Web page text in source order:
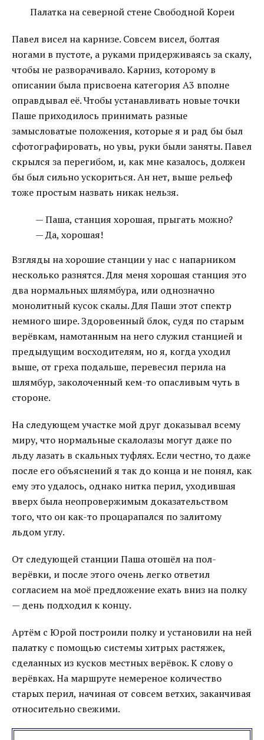
Палатка на северной стене Свободной Кореи
Павел висел на карнизе. Совсем висел, болтая
ногами в пустоте, а руками придерживаясь за скалу,
чтобы не разворачивало. Карниз, которому в
описании была присвоена категория А3 вполне
оправдывал её. Чтобы устанавливать новые точки
Паше приходилось принимать разные
замысловатые положения, которые я и рад бы был
сфотографировать, но увы, руки были заняты. Павел
скрылся за перегибом, и, как мне казалось, должен
бы был сильно ускориться. Ан нет, выше рельеф
тоже простым назвать никак нельзя.
— Паша, станция хорошая, прыгать можно?
— Да, хорошая!
Взгляды на хорошие станции у нас с напарником
несколько разнятся. Для меня хорошая станция это
два нормальных шлямбура, или однозначно
монолитный кусок скалы. Для Паши этот спектр
немного шире. Здоровенный блок, судя по старым
верёвкам, намотанным на него служил станцией и
предыдущим восходителям, но я, когда уходил
выше, от греха подальше, перевесил перила на
шлямбур, заколоченный кем-то опасливым чуть в
стороне.
На следующем участке мой друг доказывал всему
миру, что нормальные скалолазы могут даже по
льду лазать в скальных туфлях. Если честно, то даже
после его объяснений я так до конца и не понял, как
ему это удалось, однако нитка перил, уходившая
вверх была неопровержимым доказательством
того, что он как-то процарапался по залитому
льдом углу.
От следующей станции Паша отошёл на пол-
верёвки, и после этого очень легко ответил
согласием на моё предложение ехать вниз на полку
— день подходил к концу.
Артём с Юрой построили полку и установили на ней
палатку с помощью системы хитрых растяжек,
сделанных из кусков местных верёвок. К слову о
верёвках. На маршруте немереное количество
старых перил, начиная от совсем ветхих, заканчивая
относительно свежими.